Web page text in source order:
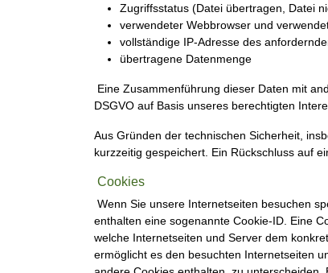
Zugriffsstatus (Datei übertragen, Datei
verwendeter Webbrowser und
vollständige IP-Adresse des
übertragene Datenmenge
Eine Zusammenführung dieser Daten mit
DSGVO auf Basis unseres berechtigten
Aus Gründen der technischen Sicherheit,
kurzzeitig gespeichert. Ein Rückschluss auf
Cookies
Wenn Sie unsere Internetseiten besuchen
enthalten eine sogenannte Cookie-ID. Eine
welche Internetseiten und Server dem
ermöglicht es den besuchten Internetseiten